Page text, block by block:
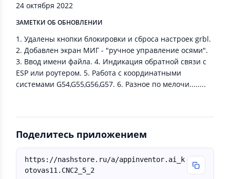
24 октября 2022
ЗАМЕТКИ ОБ ОБНОВЛЕНИИ
1. Удалены кнопки блокировки и сброса настроек grbl.
2. Добавлен экран МИГ - "ручное управление осями".
3. Ввод имени файла. 4. Индикация обратной связи с
ESP или роутером. 5. Работа с координатными
системами G54,G55,G56,G57. 6. Разное по мелочи........
Поделитесь приложением
https://nashstore.ru/a/appinventor.ai_k
otovas11.CNC2_5_2